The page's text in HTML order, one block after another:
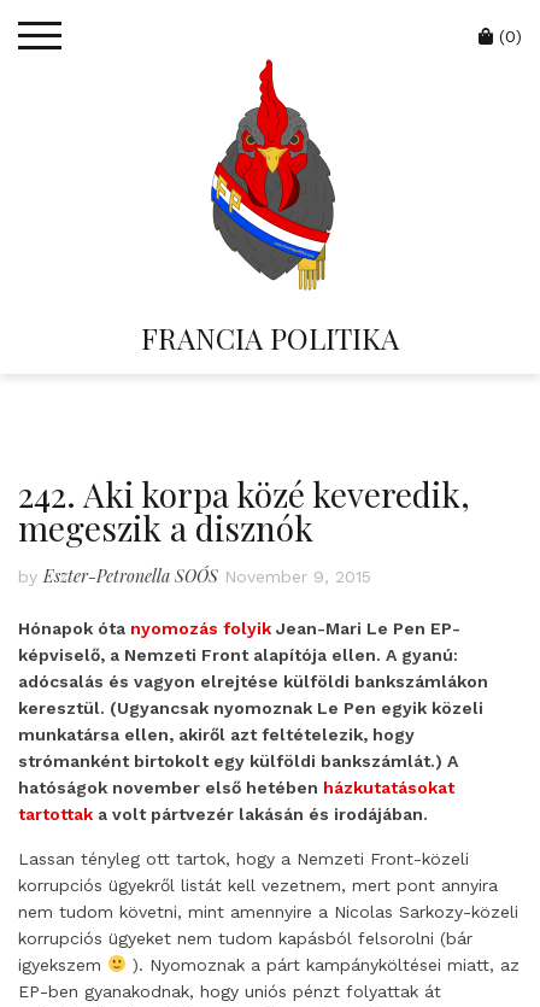
FRANCIA POLITIKA
Cart
(0)
242. Aki korpa közé keveredik,
megeszik a disznók
by Eszter-Petronella SOÓS November 9, 2015
Hónapok óta nyomozás folyik Jean-Mari Le Pen EP-
képviselő, a Nemzeti Front alapítója ellen. A gyanú:
adócsalás és vagyon elrejtése külföldi bankszámlákon
keresztül. (Ugyancsak nyomoznak Le Pen egyik közeli
munkatársa ellen, akiről azt feltételezik, hogy
strómanként birtokolt egy külföldi bankszámlát.) A
hatóságok november első hetében házkutatásokat
tartottak a volt pártvezér lakásán és irodájában.
Lassan tényleg ott tartok, hogy a Nemzeti Front-közeli
korrupciós ügyekről listát kell vezetnem, mert pont annyira
nem tudom követni, mint amennyire a Nicolas Sarkozy-közeli
korrupciós ügyeket nem tudom kapásból felsorolni (bár
igyekszem
). Nyomoznak a párt kampányköltései miatt, az
EP-ben gyanakodnak, hogy uniós pénzt folyattak át